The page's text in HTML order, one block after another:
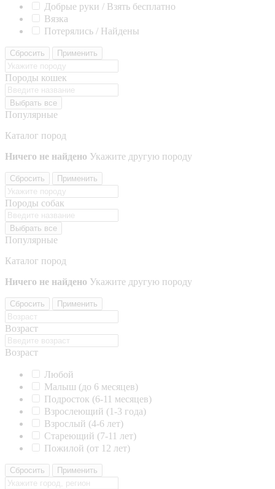
Добрые руки / Взять бесплатно
Вязка
Потерялись / Найдены
Сбросить Применить
Породы кошек
Выбрать все
Популярные
Каталог пород
Ничего не найдено Укажите другую породу
Сбросить Применить
Породы собак
Выбрать все
Популярные
Каталог пород
Ничего не найдено Укажите другую породу
Сбросить Применить
Возраст
Возраст
Любой
Малыш (до 6 месяцев)
Подросток (6-11 месяцев)
Взрослеющий (1-3 года)
Взрослый (4-6 лет)
Стареющий (7-11 лет)
Пожилой (от 12 лет)
Сбросить Применить